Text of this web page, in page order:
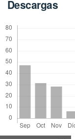
Descargas